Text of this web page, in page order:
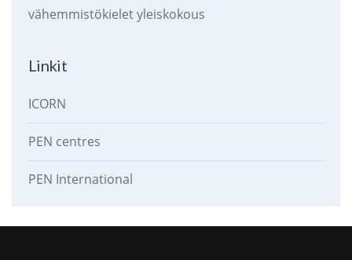
vähemmistökieletyleiskokous
Linkit
ICORN
PEN centres
PEN International